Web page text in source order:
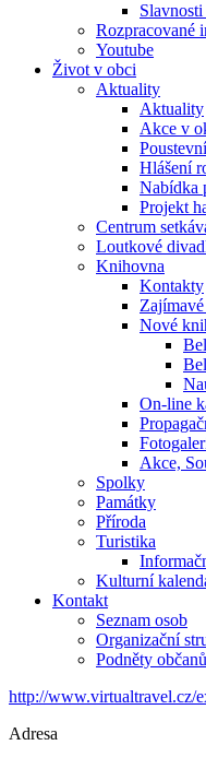
Rozpracované
Youtube
Život v obci
Aktuality
Aktuality
Akce v
Hlášení
Nabídka
Projekt
Centrum
Loutkové
Knihovna
Kontakty
Nové
On-line
Akce,
Spolky
Památky
Příroda
Turistika
Kulturní
Kontakt
Seznam osob
Organizační
Podněty občanů
http://www.virtualtravel.cz/
Adresa